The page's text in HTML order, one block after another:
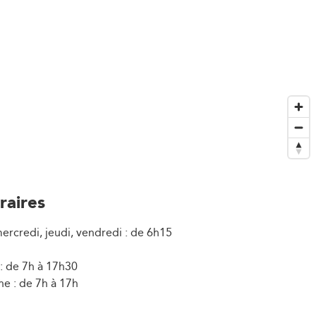
jeudi, vendredi : de 6h15
de 7h à 17h30
: de 7h à 17h